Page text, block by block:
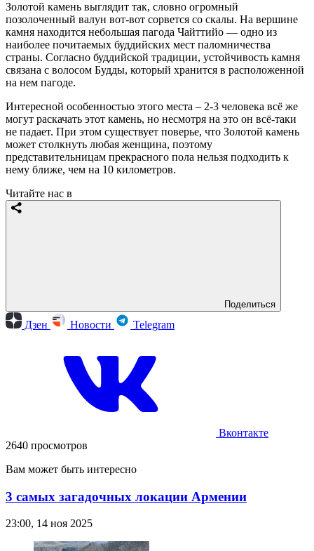
Золотой камень выглядит так, словно огромный
позолоченный валун вот-вот сорвется со скалы. На вершине
камня находится небольшая пагода Чайттийо — одно из
наиболее почитаемых буддийских мест паломничества
страны. Согласно буддийской традиции, устойчивость камня
связана с волосом Будды, который хранится в расположенной
на нем пагоде.
Интересной особенностью этого места – 2-3 человека всё же
могут раскачать этот камень, но несмотря на это он всё-таки
не падает. При этом существует поверье, что Золотой камень
может столкнуть любая женщина, поэтому
представительницам прекрасного пола нельзя подходить к
нему ближе, чем на 10 километров.
Читайте нас в
Поделиться
Дзен Новости Telegram
Вконтакте
2640 просмотров
Вам может быть интересно
3 самых загадочных локации Армении
23:00, 14 ноя 2025